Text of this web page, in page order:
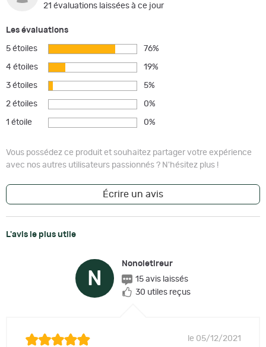
21 évaluations laissées à ce jour
Les évaluations
5 étoiles 76%
4 étoiles 19%
3 étoiles 5%
2 étoiles 0%
1 étoile 0%
Vous possédez ce produit et souhaitez partager votre expérience
avec nos autres utilisateurs passionnés ? N'hésitez plus !
Écrire un avis
L'avis le plus utile
N
Nonoletireur
15 avis laissés
30 utiles reçus
le 05/12/2021